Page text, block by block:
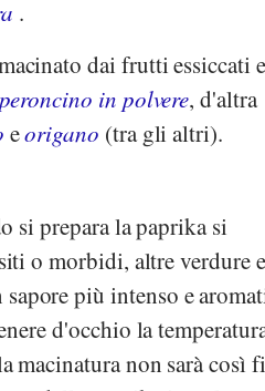
.
dai frutti essiccati e
in polvere, d'altra
eorigano (tra gli altri).
si prepara la paprika si
o morbidi, altre verdure
più intenso e
d'occhio la
macinatura non sarà così